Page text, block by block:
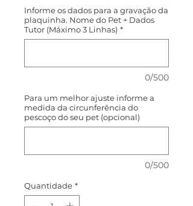
Informe os dados para a gravação da
plaquinha. Nome do Pet + Dados
Tutor (Máximo 3 Linhas) *
0/500
Para um melhor ajuste informe a
medida da circunferência do
pescoço do seu pet (opcional)
0/500
Quantidade *